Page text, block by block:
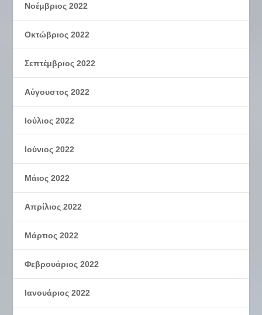
Νοέμβριος 2022
Οκτώβριος 2022
Σεπτέμβριος 2022
Αύγουστος 2022
Ιούλιος 2022
Ιούνιος 2022
Μάιος 2022
Απρίλιος 2022
Μάρτιος 2022
Φεβρουάριος 2022
Ιανουάριος 2022